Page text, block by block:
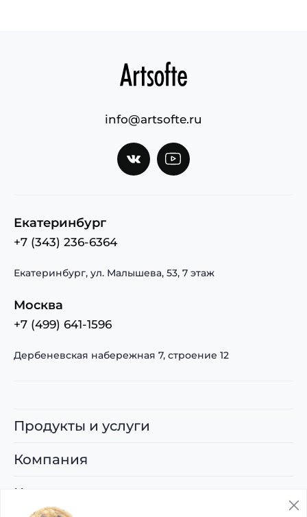
info@artsofte.ru
Екатеринбург
+7 (343) 236-6364
Екатеринбург, ул. Малышева, 53, 7 этаж
Москва
+7 (499) 641-1596
Дербеневская набережная 7, строение 12
Продукты и услуги
Компания
Карьера